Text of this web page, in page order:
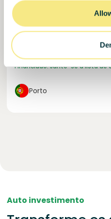
6.1%
juro anual
Investido = 8200000€
Reservado =
Financiado. Junte-se à lista de
Porto
Auto investimento